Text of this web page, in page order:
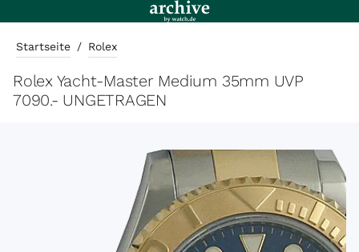
Startseite / Rolex
Rolex Yacht-Master Medium 35mm UVP
7090.- UNGETRAGEN